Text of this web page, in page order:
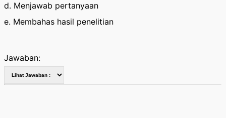
d. Menjawab pertanyaan
e. Membahas hasil penelitian
Jawaban: